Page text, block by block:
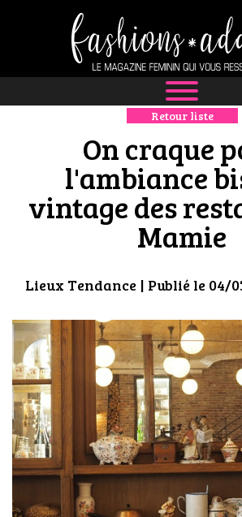
NEWS
MODE
LUXE
DÉFILÉS
BOUTIQUE
CULTURE
HIGH TECH
MAISON
AUTO
LIEUX
Retour liste
On craque
l'ambiance
vintage des
Mamie
Lieux Tendance | Publié le 04/